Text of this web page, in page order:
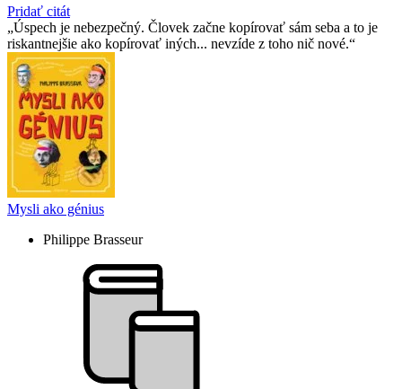
Pridať citát
Úspech je nebezpečný. Človek začne kopírovať sám seba a to je
riskantnejšie ako kopírovať iných... nevzíde z toho nič nové.
Mysli ako génius
Philippe Brasseur